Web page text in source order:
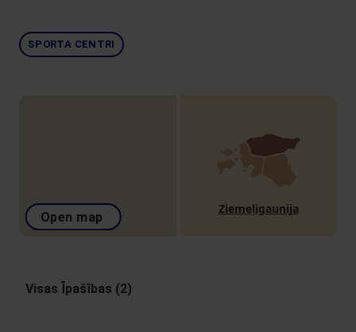
SPORTA CENTRI
Open map
Ziemeļigaunija
Visas Īpašības (2)